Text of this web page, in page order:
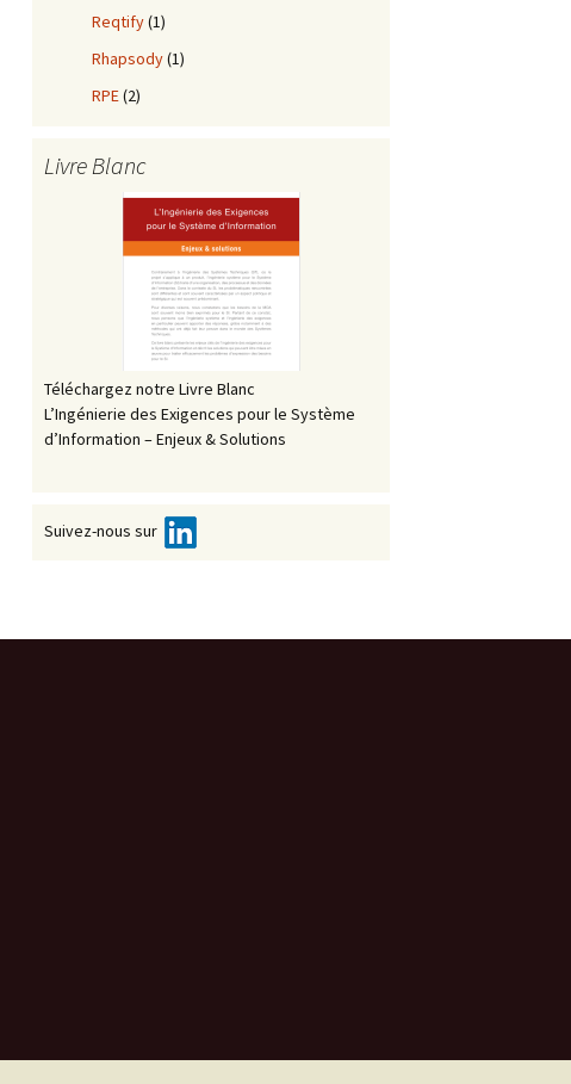
Reqtify(1)
Rhapsody(1)
RPE(2)
Livre Blanc
Téléchargez notre Livre Blanc
L’Ingénierie des Exigences pour le Système
d’Information – Enjeux & Solutions
Suivez-nous sur